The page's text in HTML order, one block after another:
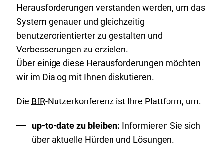
Herausforderungen verstanden werden, um das
System genauer und gleichzeitig
benutzerorientierter zu gestalten und
Verbesserungen zu erzielen.
Über einige diese Herausforderungen möchten
wir im Dialog mit Ihnen diskutieren.
Die BfR-Nutzerkonferenz ist Ihre Plattform, um:
up-to-date zu bleiben: Informieren Sie sich
über aktuelle Hürden und Lösungen.